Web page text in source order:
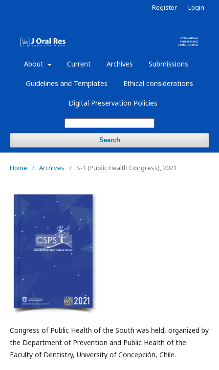
About Current Archives Submissions
Guidelines and Templates Ethical considerations
Digital Preservation Policies
Search
Register Login
Home / Archives / S-1 (Public Health Congress), 2021
Congress of Public Health of the South was held, organized by
the Department of Prevention and Public Health of the
Faculty of Dentistry, University of Concepción, Chile.